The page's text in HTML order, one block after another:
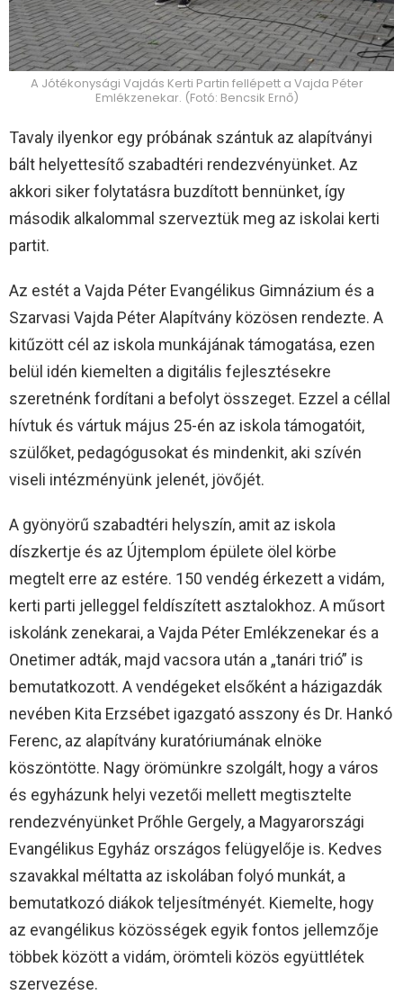
A Jótékonysági Vajdás Kerti Partin fellépett a Vajda Péter
Emlékzenekar. (Fotó: Bencsik Ernő)
Tavaly ilyenkor egy próbának szántuk az alapítványi
bált helyettesítő szabadtéri rendezvényünket. Az
akkori siker folytatásra buzdított bennünket, így
második alkalommal szerveztük meg az iskolai kerti
partit.
Az estét a Vajda Péter Evangélikus Gimnázium és a
Szarvasi Vajda Péter Alapítvány közösen rendezte. A
kitűzött cél az iskola munkájának támogatása, ezen
belül idén kiemelten a digitális fejlesztésekre
szeretnénk fordítani a befolyt összeget. Ezzel a céllal
hívtuk és vártuk május 25-én az iskola támogatóit,
szülőket, pedagógusokat és mindenkit, aki szívén
viseli intézményünk jelenét, jövőjét.
A gyönyörű szabadtéri helyszín, amit az iskola
díszkertje és az Újtemplom épülete ölel körbe
megtelt erre az estére. 150 vendég érkezett a vidám,
kerti parti jelleggel feldíszített asztalokhoz. A műsort
iskolánk zenekarai, a Vajda Péter Emlékzenekar és a
Onetimer adták, majd vacsora után a „tanári trió” is
bemutatkozott. A vendégeket elsőként a házigazdák
nevében Kita Erzsébet igazgató asszony és Dr. Hankó
Ferenc, az alapítvány kuratóriumának elnöke
köszöntötte. Nagy örömünkre szolgált, hogy a város
és egyházunk helyi vezetői mellett megtisztelte
rendezvényünket Prőhle Gergely, a Magyarországi
Evangélikus Egyház országos felügyelője is. Kedves
szavakkal méltatta az iskolában folyó munkát, a
bemutatkozó diákok teljesítményét. Kiemelte, hogy
az evangélikus közösségek egyik fontos jellemzője
többek között a vidám, örömteli közös együttlétek
szervezése.